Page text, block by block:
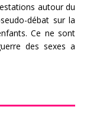
autour du
débat sur la
Ce ne sont
des sexes a